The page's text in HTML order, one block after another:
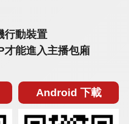
行動裝置
才能進入主播包廂
Android 下載